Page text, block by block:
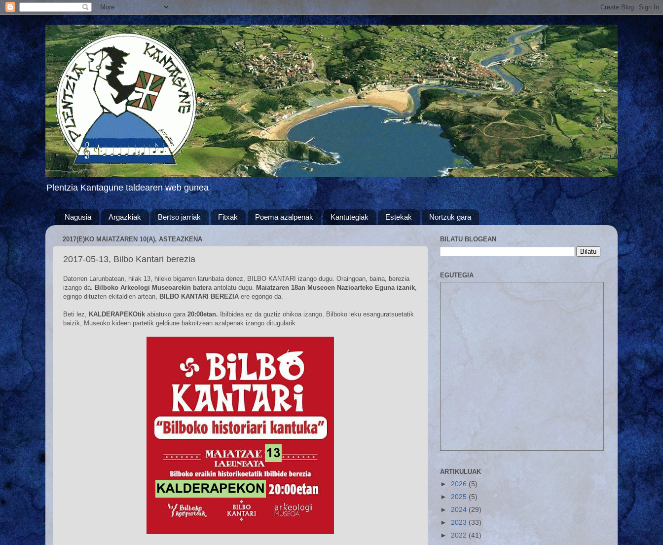
Plentzia Kantagune taldearen web gunea
Nagusia Argazkiak Bertso jarriak Fitxak Poema azalpenak Kantutegiak Estekak Nortzuk gara
2017(E)KO MAIATZAREN 10(A), ASTEAZKENA
2017-05-13, Bilbo Kantari berezia
Datorren Larunbatean, hilak 13, hileko bigarren larunbata denez, BILBO KANTARI izango dugu. Oraingoan, baina, berezia
izango da.
Bilboko Arkeologi Museoarekin batera antolatu dugu. Maiatzaren 18an Museoen Nazioarteko Eguna izanik
egingo dituzten ekitaldien artean,
BILBO KANTARI BEREZIA ere egongo da.
Beti lez, KALDERAPEKOtik abiatuko gara 20:00etan.
Ibilbidea ez da guztiz ohikoa izango, Bilboko leku esanguratsuetatik
baizik, Museoko kideen partetik geldiune bakoitzean azalpenak izango ditugularik.
BILATU BLOGEAN
EGUTEGIA
ARTIKULUAK
► 2026 (5)
► 2025 (5)
► 2024 (29)
► 2023 (33)
► 2022 (41)